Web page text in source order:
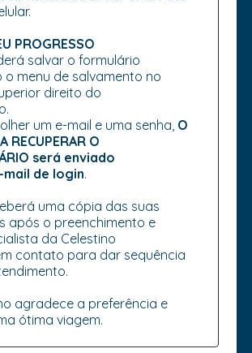
PROGRESSO
salvar o formulário
o menu de salvamento no
direito do
um e-mail e uma senha, O
RECUPERAR O
será enviado
de login.
uma cópia das suas
após o preenchimento e
da Celestino
contato para dar sequência
agradece a preferência e
ótima viagem.